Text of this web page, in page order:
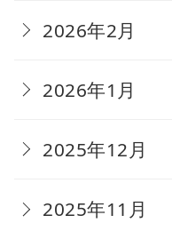
2026年2月
2026年1月
2025年12月
2025年11月